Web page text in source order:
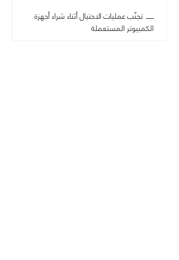
تجنّب عمليات الاحتيال أثناء شراء أجهزة
الكمبيوتر المستعملة